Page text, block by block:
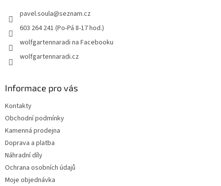
pavel.soula@seznam.cz
603 264 241 (Po-Pá 8-17 hod.)
wolfgartennaradi na Facebooku
wolfgartennaradi.cz
Informace pro vás
Kontakty
Obchodní podmínky
Kamenná prodejna
Doprava a platba
Náhradní díly
Ochrana osobních údajů
Moje objednávka